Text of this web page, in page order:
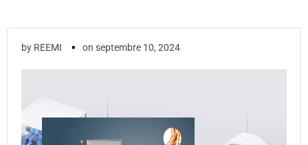
by REEMI ▪ on septembre 10, 2024